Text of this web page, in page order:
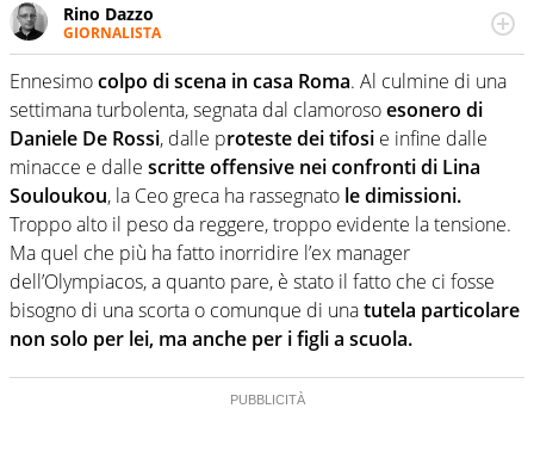
Rino Dazzo
GIORNALISTA
Se mai ci fosse modo di traslare il glossario del calcio in
una nicchia di esperti, lui ne farebbe parte. Non si perde
una svista arbitrale né gli umori social del mondo delle
curve
Ennesimocolpo di scena in casa Roma. Al culmine di una
settimana turbolenta, segnata dal clamorosoesonero di
Daniele De Rossi, dalle proteste dei tifosi e infine dalle
minacce e dalle scritte offensive nei confronti di Lina
Souloukou, la Ceo greca ha rassegnato le dimissioni.
Troppo alto il peso da reggere, troppo evidente la tensione.
Ma quel che più ha fatto inorridire l’ex manager
dell’Olympiacos, a quanto pare, è stato il fatto che ci fosse
bisogno di una scorta o comunque di unatutela particolare
non solo per lei, ma anche per i figli a scuola.